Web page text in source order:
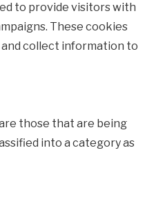
to provide visitors with
These cookies
collect information to
those that are being
into a category as